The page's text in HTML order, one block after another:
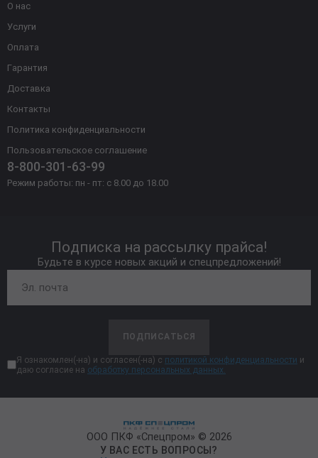
О нас
Услуги
Оплата
Гарантия
Доставка
Контакты
Политика конфиденциальности
Пользовательское соглашение
8-800-301-63-99
Режим работы: пн - пт: с 8.00 до 18.00
Подписка на рассылку прайса!
Будьте в курсе новых акций и спецпредложений!
ПОДПИСАТЬСЯ
Я ознакомлен(-на) и согласен(-на) с политикой конфиденциальности и
даю согласие на обработку персональных данных.
ООО ПКФ «Спецпром» © 2026
У ВАС ЕСТЬ ВОПРОСЫ?